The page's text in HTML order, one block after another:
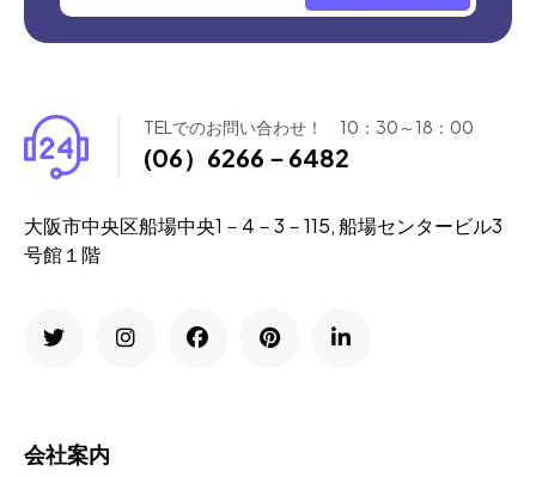
TELでのお問い合わせ！ 10：30～18：00
(06）6266－6482
大阪市中央区船場中央1－4－3－115, 船場センタービル3
号館１階
会社案内